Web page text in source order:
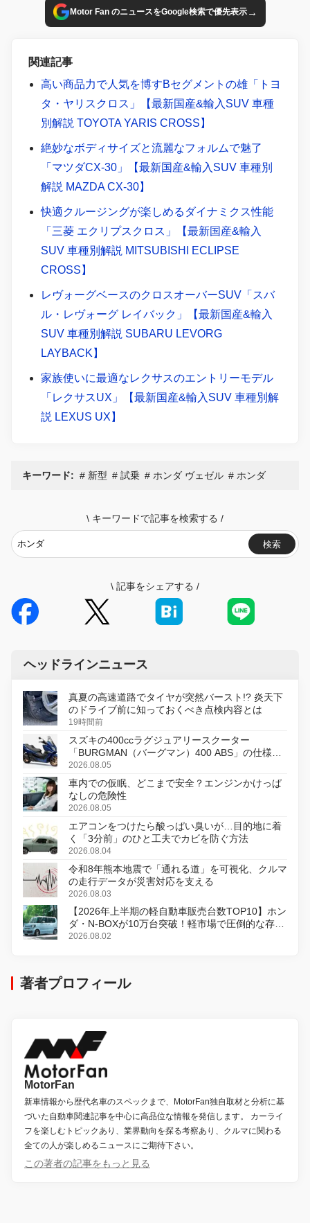
Motor Fan のニュースをGoogle検索で優先表示→
関連記事
高い商品力で人気を博すBセグメントの雄「トヨ
タ・ヤリスクロス」【最新国産&輸入SUV 車種
別解説 TOYOTA YARIS CROSS】
絶妙なボディサイズと流麗なフォルムで魅了
「マツダCX-30」【最新国産&輸入SUV 車種別
解説 MAZDA CX-30】
快適クルージングが楽しめるダイナミクス性能
「三菱 エクリプスクロス」【最新国産&輸入
SUV 車種別解説 MITSUBISHI ECLIPSE
CROSS】
レヴォーグベースのクロスオーバーSUV「スバ
ル・レヴォーグ レイバック」【最新国産&輸入
SUV 車種別解説 SUBARU LEVORG
LAYBACK】
家族使いに最適なレクサスのエントリーモデル
「レクサスUX」【最新国産&輸入SUV 車種別解
説 LEXUS UX】
キーワード: 新型 試乗 ホンダ ヴェゼル ホンダ
\ キーワードで記事を検索する /
検索
\ 記事をシェアする /
ヘッドラインニュース
真夏の高速道路でタイヤが突然バースト!? 炎天下
のドライブ前に知っておくべき点検内容とは
19時間前
スズキの400ccラグジュアリースクーター
「BURGMAN（バーグマン）400 ABS」の仕様を
変更し、8月18日に発売
2026.08.05
車内での仮眠、どこまで安全？エンジンかけっぱ
なしの危険性
2026.08.05
エアコンをつけたら酸っぱい臭いが…目的地に着
く「3分前」のひと工夫でカビを防ぐ方法
2026.08.04
令和8年熊本地震で「通れる道」を可視化、クルマ
の走行データが災害対応を支える
2026.08.03
【2026年上半期の軽自動車販売台数TOP10】ホン
ダ・N-BOXが10万台突破！軽市場で圧倒的な存在
感
2026.08.02
著者プロフィール
MotorFan
新車情報から歴代名車のスペックまで、MotorFan独自取材と分析に基
づいた自動車関連記事を中心に高品位な情報を発信します。 カーライ
フを楽しむトピックあり、業界動向を探る考察あり、クルマに関わる
全ての人が楽しめるニュースにご期待下さい。
この著者の記事をもっと見る